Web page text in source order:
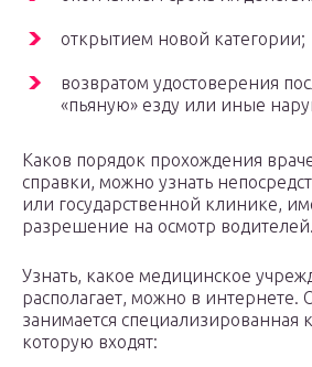
открытием новой категории;
возвратом удостоверения
«пьяную» езду или иные
Каков порядок прохождения
справки, можно узнать
или государственной клинике,
разрешение на осмотр водителей.
Узнать, какое медицинское
располагает, можно в интернете.
занимается специализированная
которую входят: